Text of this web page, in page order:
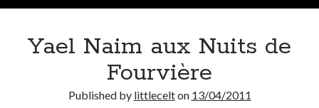
Quel Lyonnais es-tu, Renaud Ducher ?
A quand une véritable place pour le vélo à Caluire dans la Métropole de
Comment je vis ma vie sur un vélo
Yael Naim aux Nuits de
Fourvière
Published by littlecelton 13/04/2011